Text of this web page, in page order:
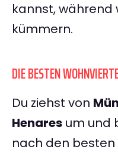
kannst, während
kümmern.
DIE BESTEN
Du ziehst von
Henares um und
nach den besten